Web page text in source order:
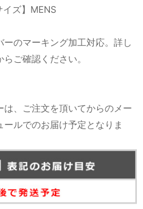
イズ】MENS
ーのマーキング加工対応。詳し
らご確認ください。
、ご注文を頂いてからのメー
ルでのお届け予定となりま